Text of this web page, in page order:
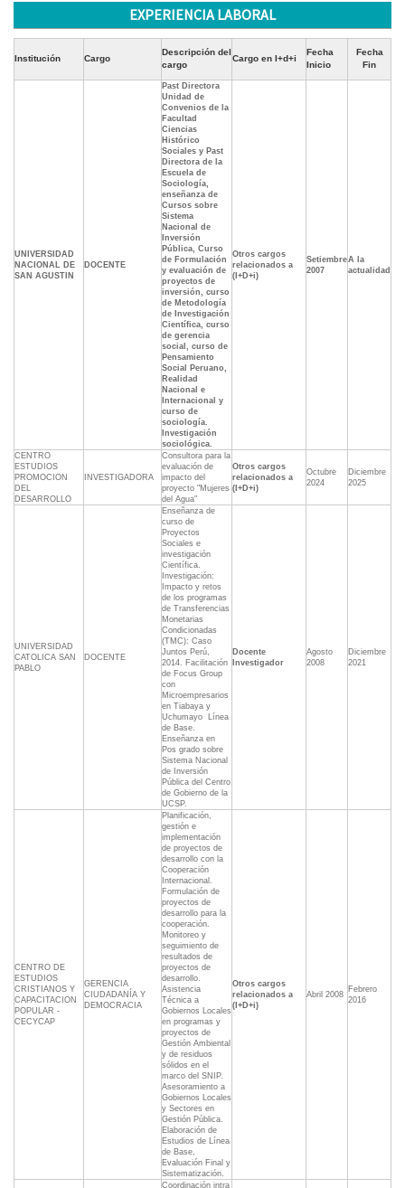
EXPERIENCIA LABORAL
Institución Cargo
Descripción del
cargo
Cargo en I+d+i
Fecha
Inicio
Fecha
Fin
UNIVERSIDAD
NACIONAL DE
SAN AGUSTIN
DOCENTE
Past Directora
Unidad de
Convenios de la
Facultad
Ciencias
Histórico
Sociales y Past
Directora de la
Escuela de
Sociología,
enseñanza de
Cursos sobre
Sistema
Nacional de
Inversión
Pública, Curso
de Formulación
y evaluación de
proyectos de
inversión, curso
de Metodología
de Investigación
Científica, curso
de gerencia
social, curso de
Pensamiento
Social Peruano,
Realidad
Nacional e
Internacional y
curso de
sociología.
Investigación
sociológica.
Otros cargos
relacionados a
(I+D+i)
Setiembre
2007
A la
actualidad
CENTRO
ESTUDIOS
PROMOCION
DEL
DESARROLLO
INVESTIGADORA
Consultora para la
evaluación de
impacto del
proyecto "Mujeres
del Agua"
Otros cargos
relacionados a
(I+D+i)
Octubre
2024
Diciembre
2025
UNIVERSIDAD
CATOLICA SAN
PABLO
DOCENTE
Enseñanza de
curso de
Proyectos
Sociales e
investigación
Científica.
Investigación:
Impacto y retos
de los programas
de Transferencias
Monetarias
Condicionadas
(TMC): Caso
Juntos Perú,
2014. Facilitación
de Focus Group
con
Microempresarios
en Tiabaya y
Uchumayo  Línea
de Base.
Enseñanza en
Pos grado sobre
Sistema Nacional
de Inversión
Pública del Centro
de Gobierno de la
UCSP.
Docente
Investigador
Agosto
2008
Diciembre
2021
CENTRO DE
ESTUDIOS
CRISTIANOS Y
CAPACITACION
POPULAR -
CECYCAP
GERENCIA
CIUDADANÍA Y
DEMOCRACIA
Planificación,
gestión e
implementación
de proyectos de
desarrollo con la
Cooperación
Internacional.
Formulación de
proyectos de
desarrollo para la
cooperación.
Monitoreo y
seguimiento de
resultados de
proyectos de
desarrollo.
Asistencia
Técnica a
Gobiernos Locales
en programas y
proyectos de
Gestión Ambiental
y de residuos
sólidos en el
marco del SNIP.
Asesoramiento a
Gobiernos Locales
y Sectores en
Gestión Pública.
Elaboración de
Estudios de Línea
de Base,
Evaluación Final y
Sistematización.
Otros cargos
relacionados a
(I+D+i)
Abril 2008
Febrero
2016
Coordinación intra